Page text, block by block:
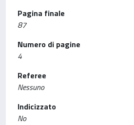
Pagina finale
87
Numero di pagine
4
Referee
Nessuno
Indicizzato
No